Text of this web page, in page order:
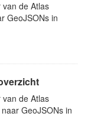
de Atlas
GeoJSONs in
de Atlas
GeoJSONs in